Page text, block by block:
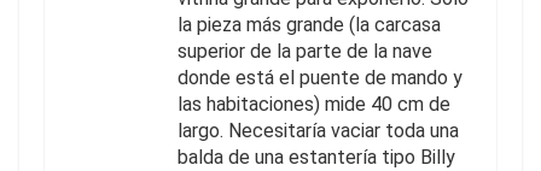
la pieza más grande (la carcasa
superior de la parte de la nave
donde está el puente de mando y
las habitaciones) mide 40 cm de
largo. Necesitaría vaciar toda una
balda de una estantería tipo Billy